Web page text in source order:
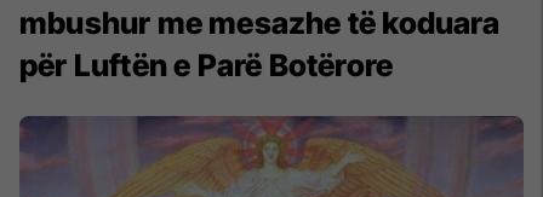
mbushur me mesazhe të koduara
për Luftën e Parë Botërore